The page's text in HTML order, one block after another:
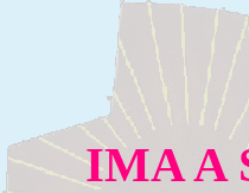
IMA A